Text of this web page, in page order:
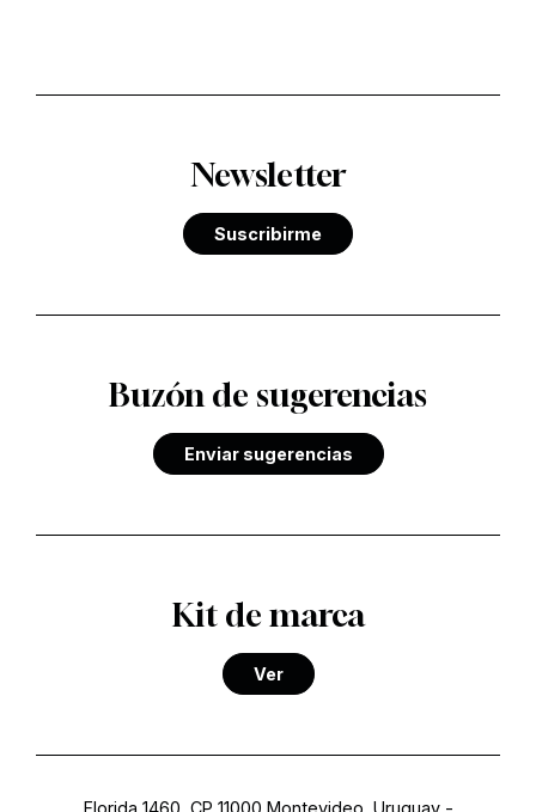
Newsletter
Suscribirme
Buzón de sugerencias
Enviar sugerencias
Kit de marca
Ver
Florida 1460, CP 11000 Montevideo, Uruguay-